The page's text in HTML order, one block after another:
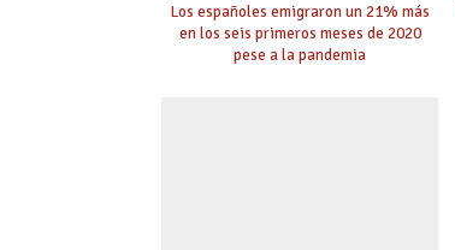
Los españoles emigraron un 21% más
en los seis primeros meses de 2020
pese a la pandemia